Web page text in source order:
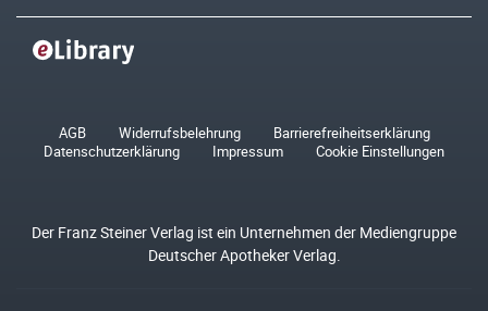
AGB Widerrufsbelehrung
Barrierefreiheitserklärung
Datenschutzerklärung
Impressum Cookie Einstellungen
Der Franz Steiner Verlag ist ein Unternehmen der Mediengruppe
Deutscher Apotheker Verlag.